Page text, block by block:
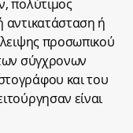
πολύτιμος
αντικατάσταση ή
προσωπικού
σύγχρονων
και του
είναι